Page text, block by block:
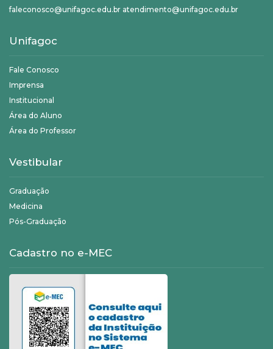
faleconosco@unifagoc.edu.br atendimento@unifagoc.edu.br
Unifagoc
Fale Conosco
Imprensa
Institucional
Área do Aluno
Área do Professor
Vestibular
Graduação
Medicina
Pós-Graduação
Cadastro no e-MEC